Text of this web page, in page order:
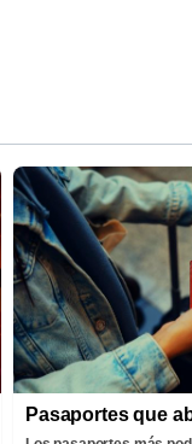
Pasaportes que